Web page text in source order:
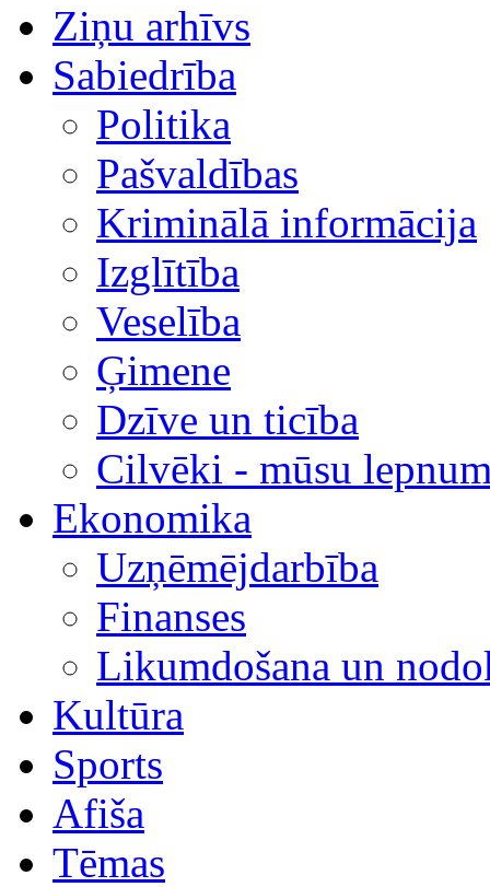
Ziņu arhīvs
Sabiedrība
Politika
Pašvaldības
Kriminālā informācija
Izglītība
Veselība
Ģimene
Dzīve un ticība
Cilvēki - mūsu
Ekonomika
Uzņēmējdarbība
Finanses
Likumdošana un
Kultūra
Sports
Afiša
Tēmas